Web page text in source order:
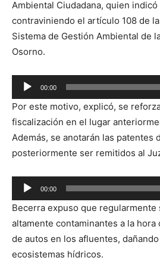
Ambiental Ciudadana, quien
contraviniendo el artículo 108 de
Sistema de Gestión Ambiental de
Osorno.
Reproductor
de
audio
00:00
Por este motivo, explicó, se
fiscalización en el lugar
Además, se anotarán las patentes
posteriormente ser remitidos al
Reproductor
de
audio
00:00
Becerra expuso que
altamente contaminantes a la hora
de autos en los afluentes,
ecosistemas hídricos.